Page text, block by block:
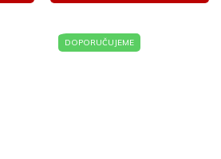
DOPORUČUJEME